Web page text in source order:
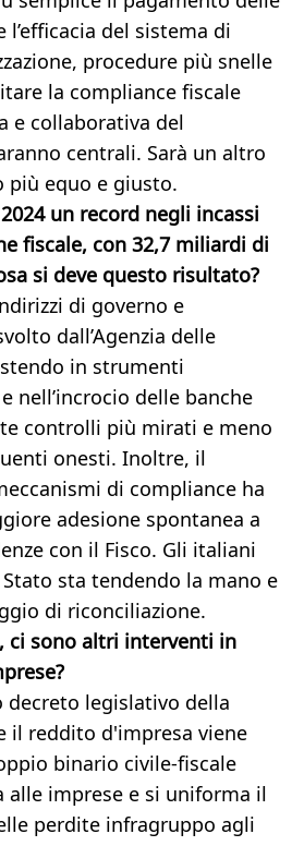
del sistema di
procedure più snelle
la compliance fiscale
e collaborativa del
centrali. Sarà un altro
più equo e giusto.
un record negli incassi
fiscale, con 32,7 miliardi di
si deve questo risultato?
di governo e
dall’Agenzia delle
in strumenti
nell’incrocio delle banche
controlli più mirati e meno
onesti. Inoltre, il
di compliance ha
adesione spontanea a
con il Fisco. Gli italiani
sta tendendo la mano e
di riconciliazione.
ci sono altri interventi in
legislativo della
il reddito d'impresa viene
binario civile-fiscale
alle imprese e si uniforma il
perdite infragruppo agli